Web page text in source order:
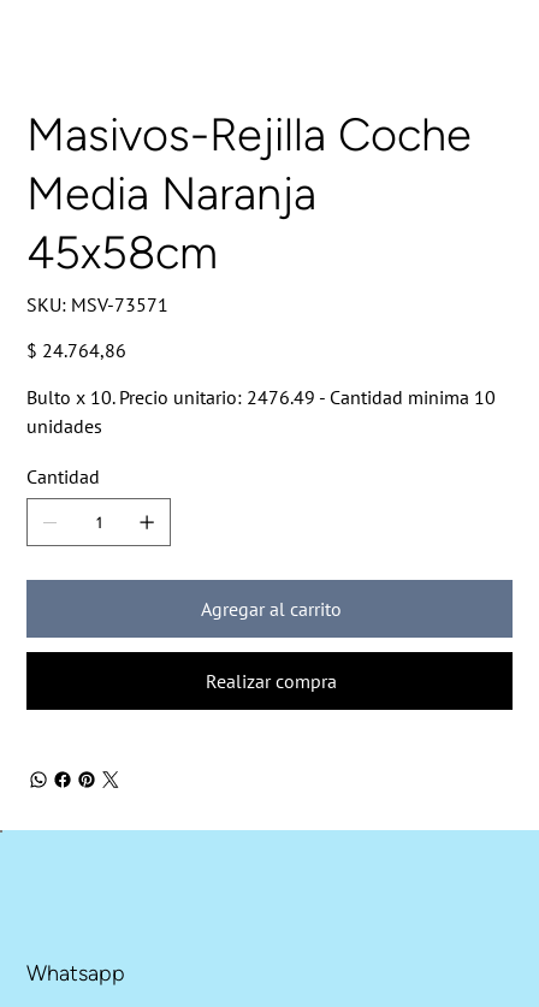
Masivos-Rejilla Coche
Media Naranja
45x58cm
SKU: SKU
MSV-
MSV-73571
Precio
$ 24.764,86
Bulto x 10. Precio unitario: 2476.49 - Cantidad minima 10
unidades
Cantidad
Agregar al carrito
Realizar compra
Whatsapp